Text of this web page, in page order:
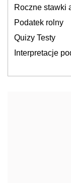
Roczne stawki
Podatek rolny
Quizy Testy
Interpretacje